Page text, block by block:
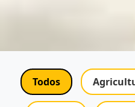
Todos